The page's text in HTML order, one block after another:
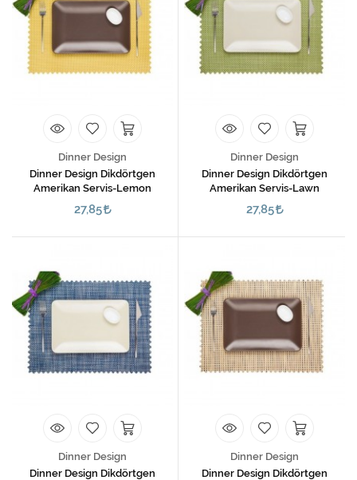
Dinner Design
Dinner Design Dikdörtgen
Amerikan Servis-Lemon
27,85
Dinner Design
Dinner Design Dikdörtgen
Amerikan Servis-Lawn
27,85
Dinner Design
Dinner Design Dikdörtgen
Dinner Design
Dinner Design Dikdörtgen